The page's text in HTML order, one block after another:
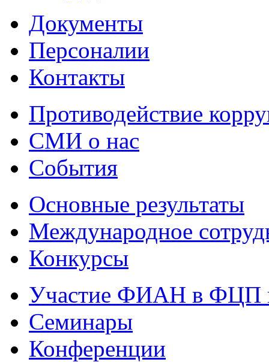
Документы
Персоналии
Контакты
Противодействие
СМИ о нас
События
Основные результаты
Международное
Конкурсы
Участие ФИАН в ФЦП
Семинары
Конференции